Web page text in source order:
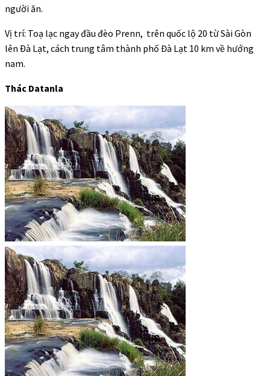
người ăn.
Vị trí: Toạ lạc ngay đầu đèo Prenn, trên quốc lộ 20 từ Sài Gòn
lên Ðà Lạt, cách trung tâm thành phố Đà Lạt 10 km về hướng
nam.
Thác Datanla